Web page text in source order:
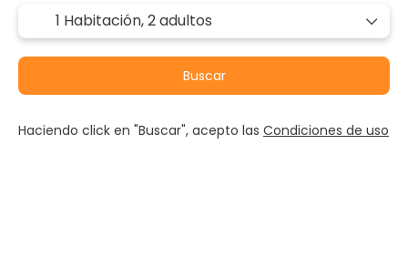
1 Habitación,2 adultos
Buscar
Haciendo click en "Buscar", acepto las Condiciones de uso